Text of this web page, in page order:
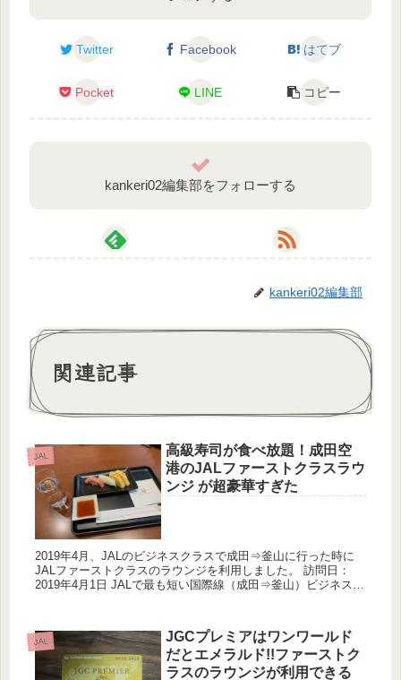
Twitter Facebook はてブ
Pocket LINE コピー
kankeri02編集部をフォローする
kankeri02編集部
関連記事
JAL
高級寿司が食べ放題！成田空
港のJALファーストクラスラウ
ンジ が超豪華すぎた
2019年4月、JALのビジネスクラスで成田⇒釜山に行った時に
JALファーストクラスのラウンジを利用しました。 訪問日：
2019年4月1日 JALで最も短い国際線（成田⇒釜山）ビジネスク
JAL
JGCプレミアはワンワールド
だとエメラルド!!ファーストク
ラスのラウンジが利用できる